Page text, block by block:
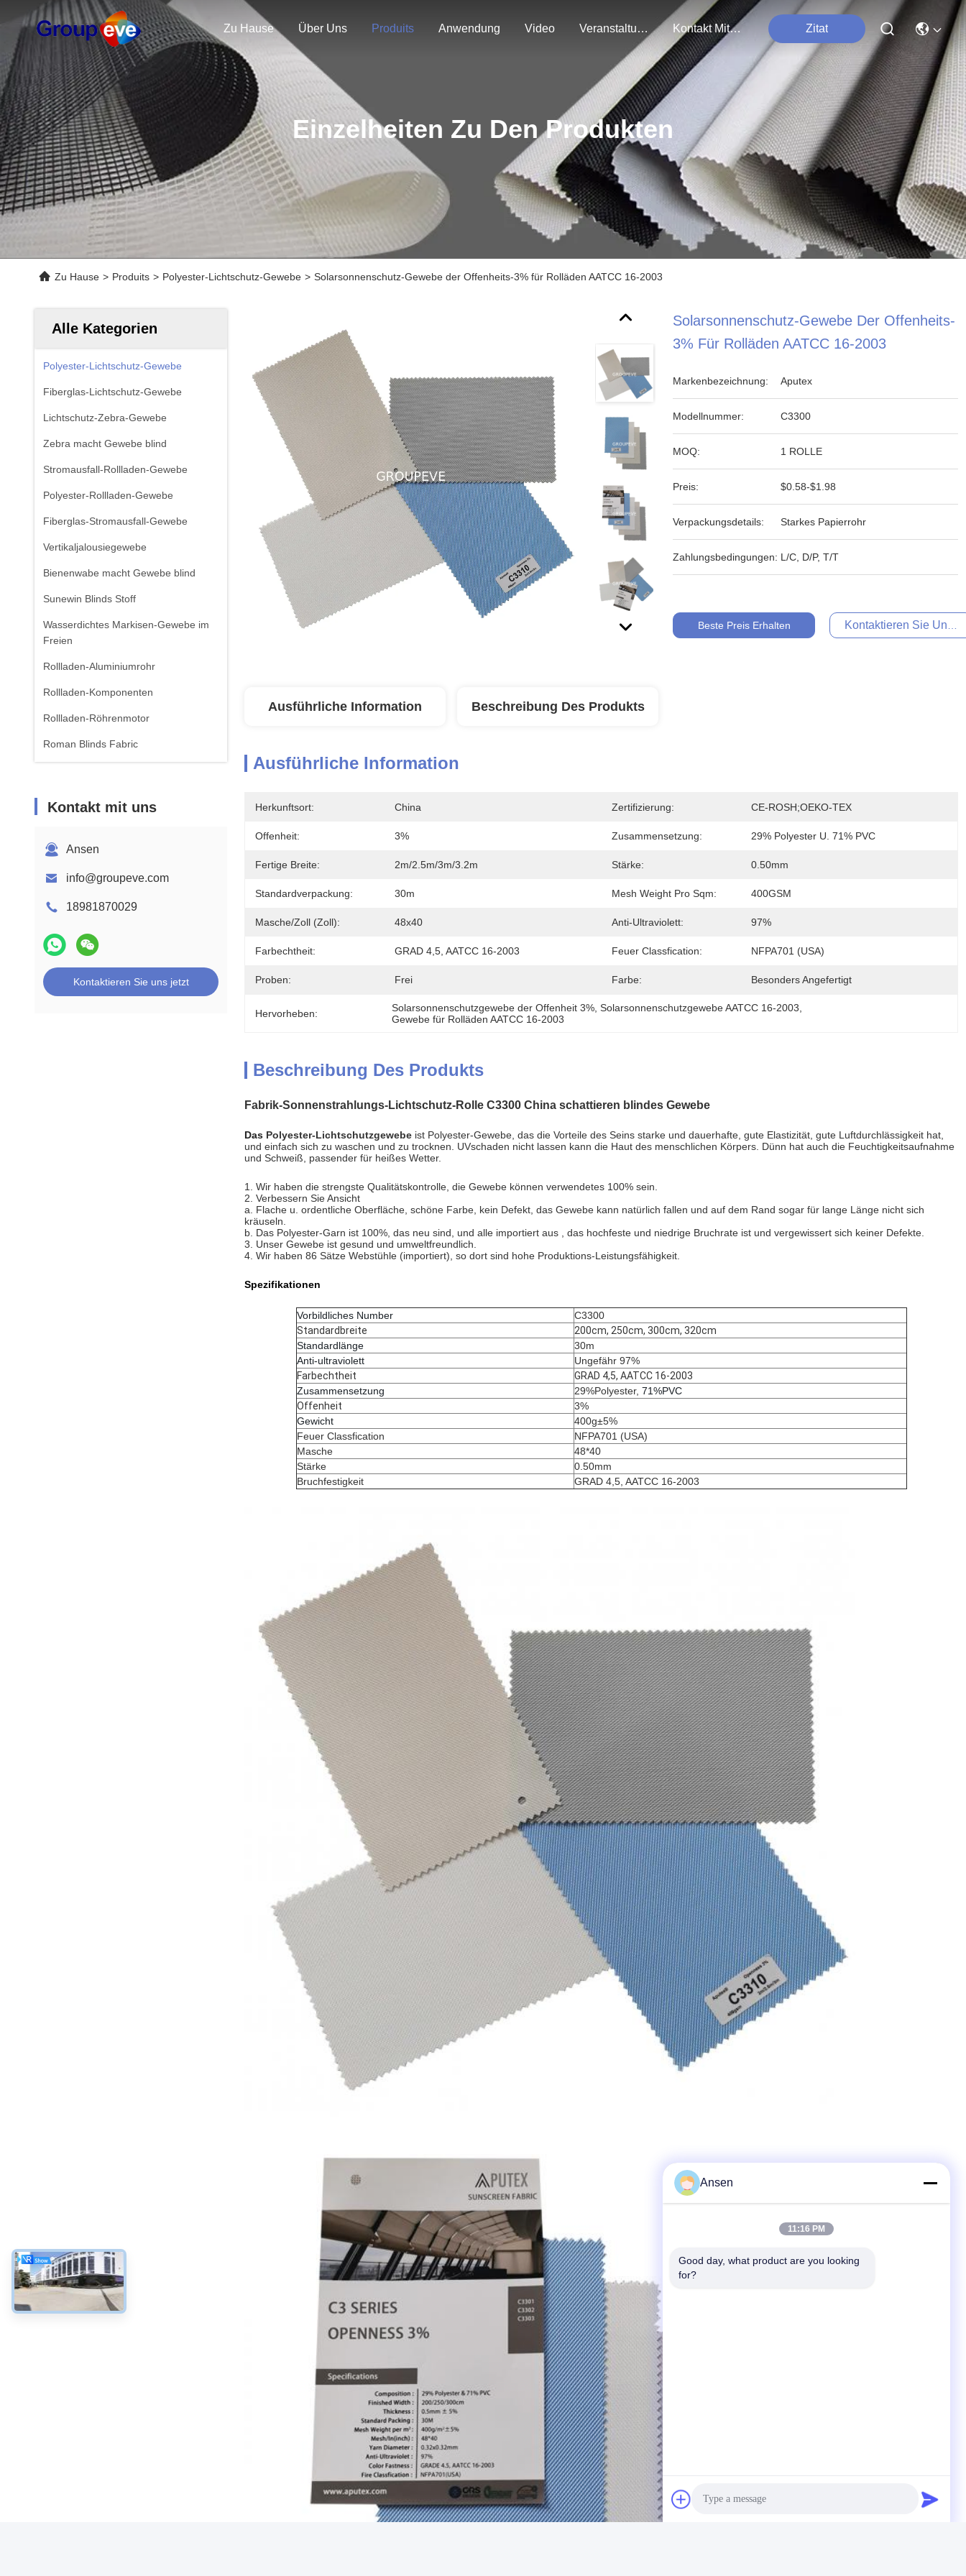
Zu Hause Über Uns Produits Anwendung Video Veranstaltungen Kontakt Mit Uns Zitat
Einzelheiten Zu Den Produkten
Zu Hause > Produits > Polyester-Lichtschutz-Gewebe > Solarsonnenschutz-Gewebe der Offenheits-3% für Rolläden AATCC 16-2003
Alle Kategorien
Polyester-Lichtschutz-Gewebe
Fiberglas-Lichtschutz-Gewebe
Lichtschutz-Zebra-Gewebe
Zebra macht Gewebe blind
Stromausfall-Rollladen-Gewebe
Polyester-Rollladen-Gewebe
Fiberglas-Stromausfall-Gewebe
Vertikaljalousiegewebe
Bienenwabe macht Gewebe blind
Sunewin Blinds Stoff
Wasserdichtes Markisen-Gewebe im
Freien
Rollladen-Aluminiumrohr
Rollladen-Komponenten
Rollladen-Röhrenmotor
Roman Blinds Fabric
Kontakt mit uns
Ansen
info@groupeve.com
18981870029
Kontaktieren Sie uns jetzt
Solarsonnenschutz-Gewebe Der Offenheits-
3% Für Rolläden AATCC 16-2003
Markenbezeichnung: Aputex
Modellnummer: C3300
MOQ: 1 ROLLE
Preis: $0.58-$1.98
Verpackungsdetails: Starkes Papierrohr
Zahlungsbedingungen: L/C, D/P, T/T
Beste Preis Erhalten Kontaktieren Sie Uns
Ausführliche Information Beschreibung Des Produkts
Ausführliche Information
Herkunftsort: China Zertifizierung: CE-ROSH;OEKO-TEX
Offenheit: 3% Zusammensetzung: 29% Polyester U. 71% PVC
Fertige Breite: 2m/2.5m/3m/3.2m Stärke: 0.50mm
Standardverpackung: 30m Mesh Weight Pro Sqm: 400GSM
Masche/Zoll (Zoll): 48x40 Anti-Ultraviolett: 97%
Farbechtheit: GRAD 4,5, AATCC 16-2003 Feuer Classfication: NFPA701 (USA)
Proben: Frei Farbe: Besonders Angefertigt
Hervorheben: Solarsonnenschutzgewebe der Offenheit 3%, Solarsonnenschutzgewebe AATCC 16-2003
Gewebe für Rolläden AATCC 16-2003
Beschreibung Des Produkts
Fabrik-Sonnenstrahlungs-Lichtschutz-Rolle C3300 China schattieren blindes Gewebe
Das Polyester-Lichtschutzgewebe ist Polyester-Gewebe, das die Vorteile des Seins starke und dauerhafte, gute Elastizität, gute Luftdurchlässigkeit hat,
und einfach sich zu waschen und zu trocknen. UVschaden nicht lassen kann die Haut des menschlichen Körpers. Dünn hat auch die Feuchtigkeitsaufnahme
und Schweiß, passender für heißes Wetter.
1. Wir haben die strengste Qualitätskontrolle, die Gewebe können verwendetes 100% sein.
2. Verbessern Sie Ansicht
a. Flache u. ordentliche Oberfläche, schöne Farbe, kein Defekt, das Gewebe kann natürlich fallen und auf dem Rand sogar für lange Länge nicht sich
kräuseln.
b. Das Polyester-Garn ist 100%, das neu sind, und alle importiert aus , das hochfeste und niedrige Bruchrate ist und vergewissert sich keiner Defekte.
3. Unser Gewebe ist gesund und umweltfreundlich.
4. Wir haben 86 Sätze Webstühle (importiert), so dort sind hohe Produktions-Leistungsfähigkeit.
Spezifikationen
Vorbildliches Number
C3300
Standardbreite
200cm, 250cm, 300cm, 320cm
Standardlänge
30m
Anti-ultraviolett
Ungefähr 97%
Farbechtheit
GRAD 4,5, AATCC 16-2003
Zusammensetzung
29%Polyester, 71%PVC
Offenheit
3%
Gewicht
400g±5%
Feuer Classfication
NFPA701 (USA)
Masche
48*40
Stärke
0.50mm
Bruchfestigkeit
GRAD 4,5, AATCC 16-2003
Ansen
11:16 PM
Good day, what product are you looking
for?